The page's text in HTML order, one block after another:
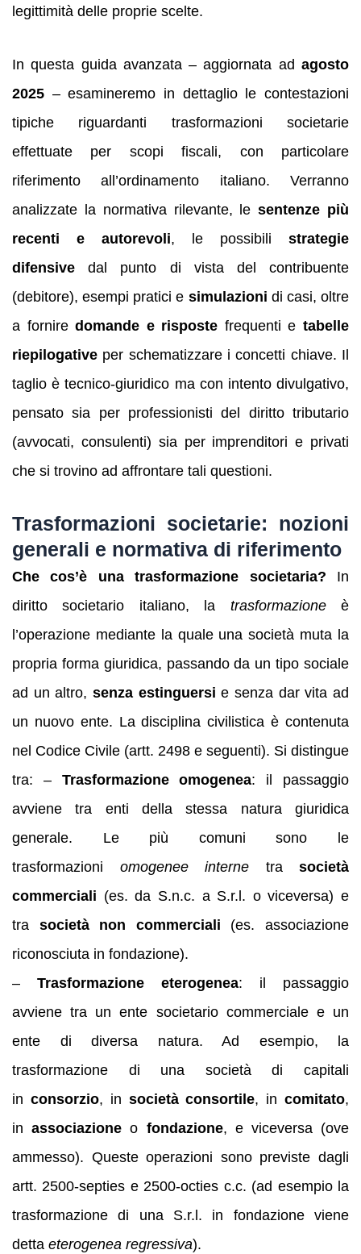
legittimità delle proprie scelte.
In questa guida avanzata – aggiornata ad agosto
2025 – esamineremo in dettaglio le contestazioni
tipiche riguardanti trasformazioni societarie
effettuate per scopi fiscali, con particolare
riferimento all’ordinamento italiano. Verranno
analizzate la normativa rilevante, lesentenze più
recenti e autorevoli, le possibili strategie
difensive dal punto di vista del contribuente
(debitore), esempi pratici e simulazioni di casi, oltre
a forniredomande e risposte frequenti etabelle
riepilogative per schematizzare i concetti chiave. Il
taglio è tecnico-giuridico ma con intento divulgativo,
pensato sia per professionisti del diritto tributario
(avvocati, consulenti) sia per imprenditori e privati
che si trovino ad affrontare tali questioni.
Trasformazioni societarie: nozioni
generali e normativa di riferimento
Che cos’è una trasformazione societaria? In
diritto societario italiano, la trasformazioneè
l’operazione mediante la quale una società muta la
propria forma giuridica, passando da un tipo sociale
ad un altro, senza estinguersi e senza dar vita ad
un nuovo ente. La disciplina civilistica è contenuta
nel Codice Civile (artt. 2498 e seguenti). Si distingue
tra: – Trasformazione omogenea: il passaggio
avviene tra enti della stessa natura giuridica
generale. Le più comuni sono le
trasformazioni omogenee interne tra società
commerciali (es. da S.n.c. a S.r.l. o viceversa) e
tra società non commerciali (es. associazione
riconosciuta in fondazione).
– Trasformazione eterogenea: il passaggio
avviene tra un ente societario commerciale e un
ente di diversa natura. Ad esempio, la
trasformazione di una società di capitali
in consorzio, in società consortile, incomitato,
inassociazione o fondazione, e viceversa (ove
ammesso). Queste operazioni sono previste dagli
artt. 2500-septies e 2500-octies c.c. (ad esempio la
trasformazione di una S.r.l. in fondazione viene
detta eterogenea regressiva).